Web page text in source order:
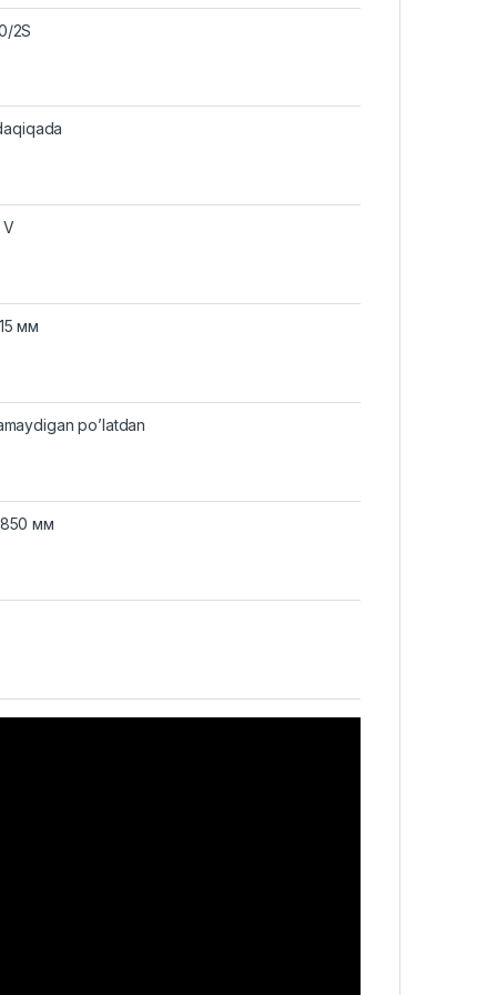
2S
мм
po’latdan
мм